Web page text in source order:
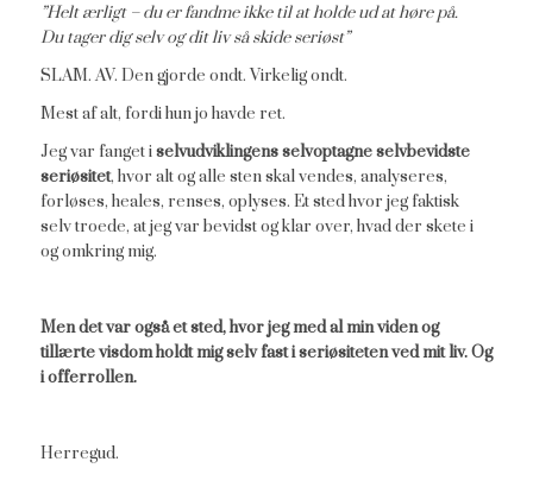
”Helt ærligt – du er fandme ikke til at holde ud at høre på.
Du tager dig selv og dit liv så skide seriøst”
SLAM. AV. Den gjorde ondt. Virkelig ondt.
Mest af alt, fordi hun jo havde ret.
Jeg var fanget iselvudviklingens selvoptagne selvbevidste
seriøsitet, hvor alt og alle sten skal vendes, analyseres,
forløses, heales, renses, oplyses. Et sted hvor jeg faktisk
selv troede, at jeg var bevidst og klar over, hvad der skete i
og omkring mig.
Men det var også et sted, hvor jeg med al min viden og
tillærte visdom holdt mig selv fast i seriøsiteten ved mit liv. Og
i offerrollen.
Herregud.